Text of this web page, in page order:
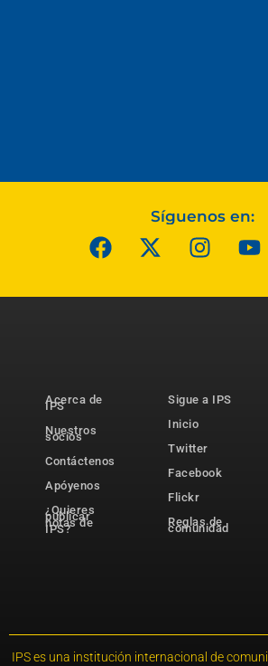
Síguenos en:
Acerca de
IPS
Nuestros
socios
Contáctenos
Apóyenos
¿Quieres
publicar
notas de
IPS?
Sigue a IPS
Inicio
Twitter
Facebook
Flickr
Reglas de
comunidad
IPS es una institución internacional de